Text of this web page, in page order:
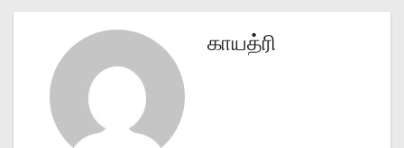
s
காயத்ரி